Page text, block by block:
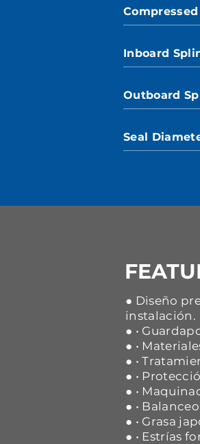
Inboard
Outboard
Seal
● Diseño
instalación.
● •
● •
● •
● •
● •
● •
● • Grasa
● • Estrías